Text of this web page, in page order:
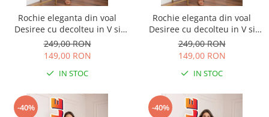
Rochie eleganta din voal
Desiree cu decolteu in V si
curea - Roz pastel
249,00 RON
149,00 RON
IN STOC
Rochie eleganta din voal
Desiree cu decolteu in V si
curea - Ciclam
249,00 RON
149,00 RON
IN STOC
-40% -40%